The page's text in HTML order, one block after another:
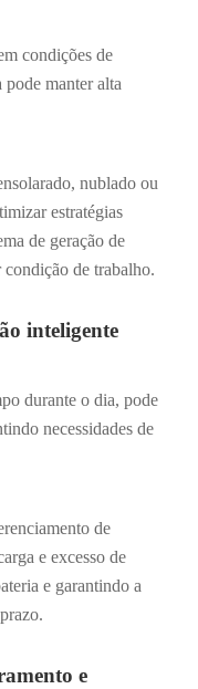
condições de
manter alta
nublado ou
estratégias
de geração de
condição de trabalho.
inteligente
durante o dia, pode
necessidades de
de
e excesso de
e garantindo a
e